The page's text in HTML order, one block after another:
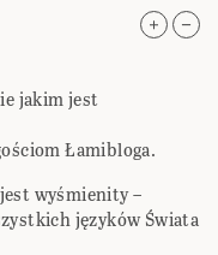
jakim jest
Łamibloga.
wyśmienity –
języków Świata